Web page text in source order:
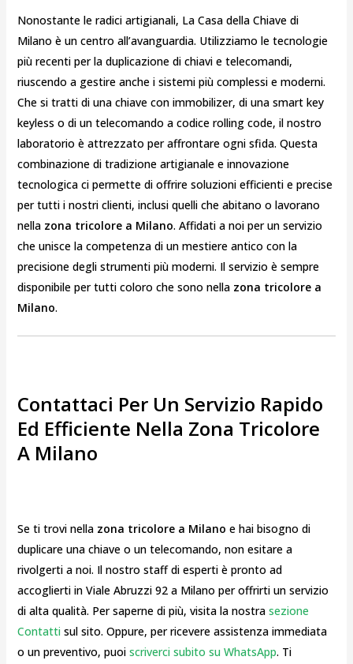
Nonostante le radici artigianali, La Casa della Chiave di
Milano è un centro all’avanguardia. Utilizziamo le tecnologie
più recenti per la duplicazione di chiavi e telecomandi,
riuscendo a gestire anche i sistemi più complessi e moderni.
Che si tratti di una chiave con immobilizer, di una smart key
keyless o di un telecomando a codice rolling code, il nostro
laboratorio è attrezzato per affrontare ogni sfida. Questa
combinazione di tradizione artigianale e innovazione
tecnologica ci permette di offrire soluzioni efficienti e precise
per tutti i nostri clienti, inclusi quelli che abitano o lavorano
nella zona tricolore a Milano. Affidati a noi per un servizio
che unisce la competenza di un mestiere antico con la
precisione degli strumenti più moderni. Il servizio è sempre
disponibile per tutti coloro che sono nella zona tricolore a
Milano.
Contattaci Per Un Servizio Rapido
Ed Efficiente Nella Zona Tricolore
A Milano
Se ti trovi nella zona tricolore a Milano e hai bisogno di
duplicare una chiave o un telecomando, non esitare a
rivolgerti a noi. Il nostro staff di esperti è pronto ad
accoglierti in Viale Abruzzi 92 a Milano per offrirti un servizio
di alta qualità. Per saperne di più, visita la nostra sezione
Contattisul sito. Oppure, per ricevere assistenza immediata
o un preventivo, puoi scriverci subito su WhatsApp. Ti